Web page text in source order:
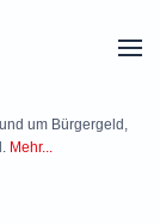
um Bürgergeld,
Mehr...